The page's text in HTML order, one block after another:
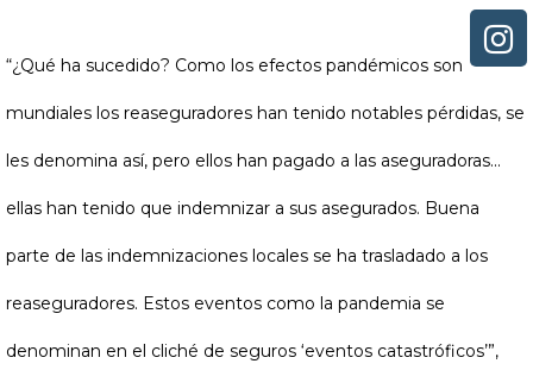
“¿Qué ha sucedido? Como los efectos pandémicos son
mundiales los reaseguradores han tenido notables pérdidas, se
les denomina así, pero ellos han pagado a las aseguradoras...
ellas han tenido que indemnizar a sus asegurados. Buena
parte de las indemnizaciones locales se ha trasladado a los
reaseguradores. Estos eventos como la pandemia se
denominan en el cliché de seguros ‘eventos catastróficos’”,